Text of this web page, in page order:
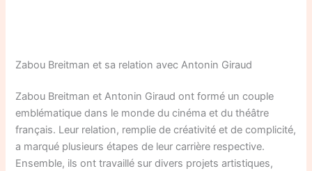
Zabou Breitman et sa relation avec Antonin Giraud
Zabou Breitman et Antonin Giraud ont formé un couple
emblématique dans le monde du cinéma et du théâtre
français. Leur relation, remplie de créativité et de complicité,
a marqué plusieurs étapes de leur carrière respective.
Ensemble, ils ont travaillé sur divers projets artistiques,